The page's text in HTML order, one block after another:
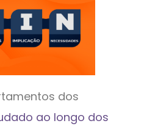
dos
ao longo dos